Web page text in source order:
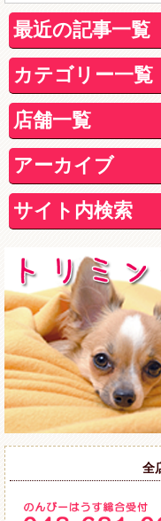
最近の記事一覧
カテゴリー一覧
店舗一覧
アーカイブ
サイト内検索
全